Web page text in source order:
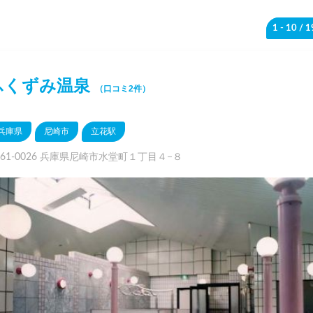
1 - 10 /
くずみ温泉 （口コミ2件）
庫県 尼崎市 立花駅
0026 兵庫県尼崎市水堂町１丁目４−８